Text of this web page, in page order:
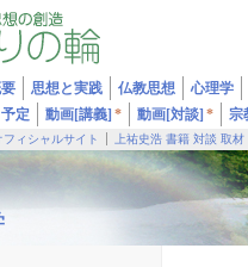
思想と実践 仏教思想 心理学
定
動画[講義] * 動画[対談] * 宗
フィシャルサイト 上祐史浩 書籍 対談 取材